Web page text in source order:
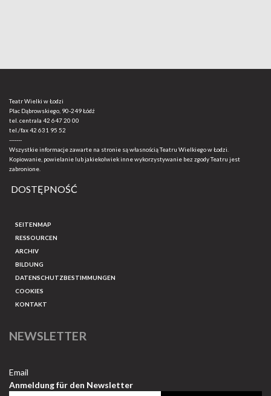
Teatr Wielki w Łodzi
Plac Dąbrowskiego, 90-249 Łódź
tel. centrala 42 647 20 00
tel./fax42 631 95 52
-------
Wszystkie informacje zawarte na stronie są własnością Teatru Wielkiego w Łodzi.
Kopiowanie, powielanie lub jakiekolwiek inne wykorzystywanie bez zgody Teatru jest
zabronione.
DOSTĘPNOŚĆ
SEITENMAP
RESSOURCEN
ARCHIV
BILDUNG
DATENSCHUTZBESTIMMUNGEN
COOKIES
KONTAKT
NEWSLETTER
Email
Anmeldung für den Newsletter